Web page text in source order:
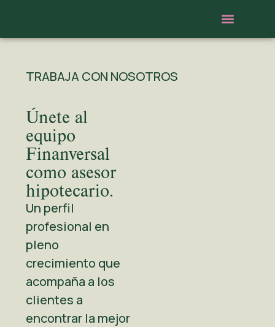
TRABAJA CON NOSOTROS
Únete al
equipo
Finanversal
como asesor
hipotecario.
Un perfil
profesional en
pleno
crecimiento que
acompaña a los
clientes a
encontrar la mejor